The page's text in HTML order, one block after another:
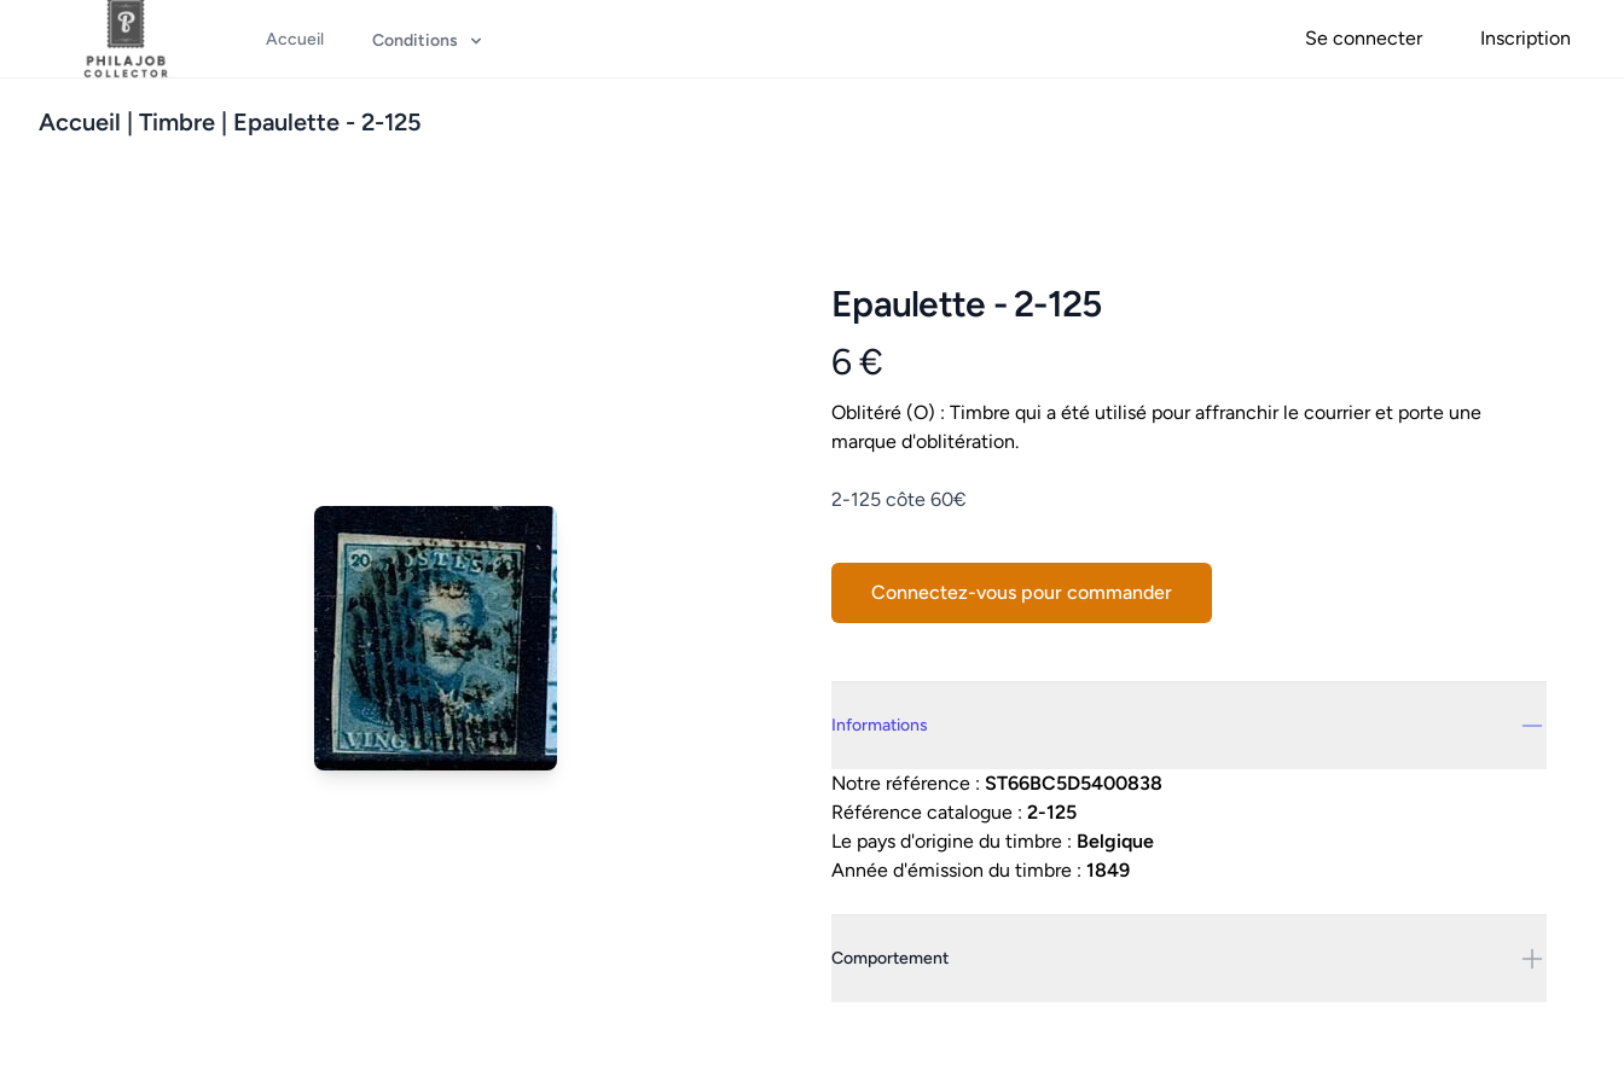
Accueil Conditions Se connecter Inscription
Accueil | Timbre | Epaulette - 2-125
Epaulette - 2-125
Product information
6 €
Conditions
Oblitéré (O) : Timbre qui a été utilisé pour affranchir le courrier et porte une
marque d'oblitération.
Description
2-125 côte 60€
Connectez-vous pour commander
Informations
Notre référence : ST66BC5D5400838
Référence catalogue : 2-125
Le pays d'origine du timbre : Belgique
Année d'émission du timbre : 1849
Comportement